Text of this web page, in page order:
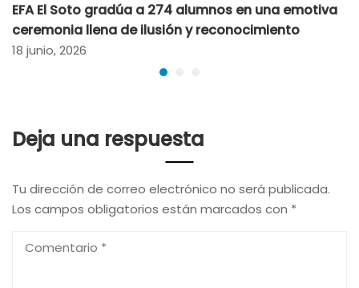
EFA El Soto gradúa a 274 alumnos en una emotiva
ceremonia llena de ilusión y reconocimiento
18 junio, 2026
Deja una respuesta
Tu dirección de correo electrónico no será publicada.
Los campos obligatorios están marcados con *